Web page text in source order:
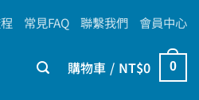
常見FAQ 聯繫我們 會員中心
購物車 / NT$0 0